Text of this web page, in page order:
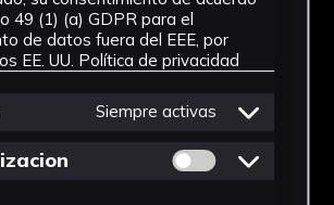
49 (1) (a) GDPR para el
de datos fuera del EEE, por
EE. UU. Política de privacidad
Siempre activas
Permitir cookies